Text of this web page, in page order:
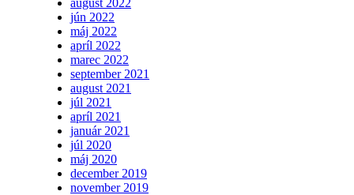
jún 2022
máj 2022
apríl 2022
marec 2022
september 2021
august 2021
júl 2021
apríl 2021
január 2021
júl 2020
máj 2020
december 2019
november 2019